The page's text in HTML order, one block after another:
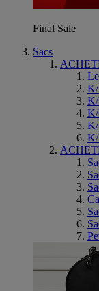
Final Sale
Sacs
K/
K/
K/